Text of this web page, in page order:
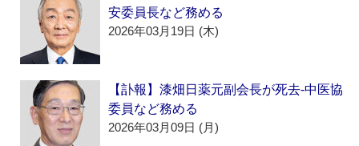
安委員長など務める
2026年03月19日 (木)
【訃報】漆畑日薬元副会長が死去‐中医協
委員など務める
2026年03月09日 (月)